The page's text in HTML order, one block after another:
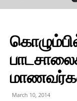
March 10, 2014